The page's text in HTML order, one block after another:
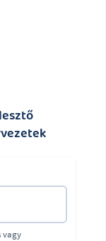
vagy